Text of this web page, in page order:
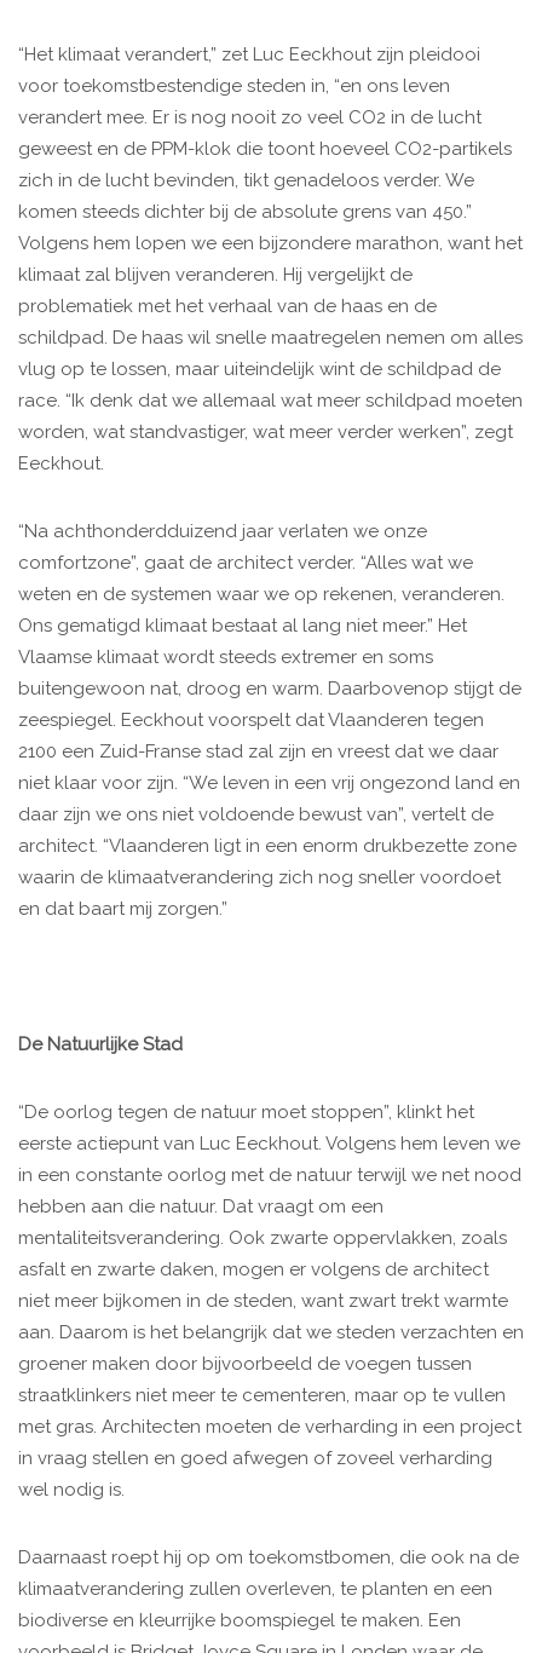
“Het klimaat verandert,” zet Luc Eeckhout zijn pleidooi
voor toekomstbestendige steden in, “en ons leven
verandert mee. Er is nog nooit zo veel CO2 in de lucht
geweest en de PPM-klok die toont hoeveel CO2-partikels
zich in de lucht bevinden, tikt genadeloos verder. We
komen steeds dichter bij de absolute grens van 450.”
Volgens hem lopen we een bijzondere marathon, want het
klimaat zal blijven veranderen. Hij vergelijkt de
problematiek met het verhaal van de haas en de
schildpad. De haas wil snelle maatregelen nemen om alles
vlug op te lossen, maar uiteindelijk wint de schildpad de
race. “Ik denk dat we allemaal wat meer schildpad moeten
worden, wat standvastiger, wat meer verder werken”, zegt
Eeckhout.
“Na achthonderdduizend jaar verlaten we onze
comfortzone”, gaat de architect verder. “Alles wat we
weten en de systemen waar we op rekenen, veranderen.
Ons gematigd klimaat bestaat al lang niet meer.” Het
Vlaamse klimaat wordt steeds extremer en soms
buitengewoon nat, droog en warm. Daarbovenop stijgt de
zeespiegel. Eeckhout voorspelt dat Vlaanderen tegen
2100 een Zuid-Franse stad zal zijn en vreest dat we daar
niet klaar voor zijn. “We leven in een vrij ongezond land en
daar zijn we ons niet voldoende bewust van”, vertelt de
architect. “Vlaanderen ligt in een enorm drukbezette zone
waarin de klimaatverandering zich nog sneller voordoet
en dat baart mij zorgen.”
De Natuurlijke Stad
“De oorlog tegen de natuur moet stoppen”, klinkt het
eerste actiepunt van Luc Eeckhout. Volgens hem leven we
in een constante oorlog met de natuur terwijl we net nood
hebben aan die natuur. Dat vraagt om een
mentaliteitsverandering. Ook zwarte oppervlakken, zoals
asfalt en zwarte daken, mogen er volgens de architect
niet meer bijkomen in de steden, want zwart trekt warmte
aan. Daarom is het belangrijk dat we steden verzachten en
groener maken door bijvoorbeeld de voegen tussen
straatklinkers niet meer te cementeren, maar op te vullen
met gras. Architecten moeten de verharding in een project
in vraag stellen en goed afwegen of zoveel verharding
wel nodig is.
Daarnaast roept hij op om toekomstbomen, die ook na de
klimaatverandering zullen overleven, te planten en een
biodiverse en kleurrijke boomspiegel te maken. Een